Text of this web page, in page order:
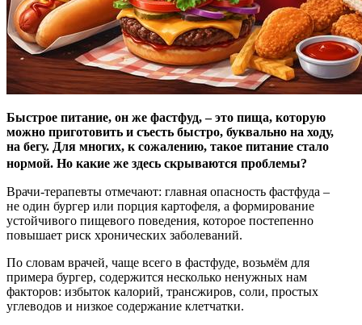
Быстрое питание, он же фастфуд, – это пища, которую
можно приготовить и съесть быстро, буквально на ходу,
на бегу. Для многих, к сожалению, такое питание стало
нормой. Но какие же здесь скрываются проблемы?
Врачи-терапевты отмечают: главная опасность фастфуда –
не один бургер или порция картофеля, а формирование
устойчивого пищевого поведения, которое постепенно
повышает риск хронических заболеваний.
По словам врачей, чаще всего в фастфуде, возьмём для
примера бургер, содержится несколько ненужных нам
факторов: избыток калорий, трансжиров, соли, простых
углеводов и низкое содержание клетчатки.